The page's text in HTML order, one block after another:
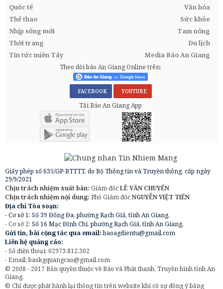
Quốc tế
Văn hóa
Thể thao
Sức khỏe
Nhịp sống mới
Tam nông
Thời trang
Du lịch
Tin tức miền Tây
Media Báo An Giang
Theo dõi báo An Giang Online trên:
FACEBOOK YOUTUBE
Tải Báo An Giang App
Giấy phép số 635/GP-BTTTT, do Bộ Thông tin và Truyền thông, cấp ngày
29/9/2021
Chịu trách nhiệm xuất bản: Giám đốcLÊ VĂN CHUYỂN
Chịu trách nhiệm nội dung: Phó Giám đốcNGUYỄN VIỆT TIẾN
Địa chỉ Tòa soạn:
- Cơ sở 1: Số 39 Đống Đa, phường Rạch Giá, tỉnh An Giang.
- Cơ sở 2: Số 16 Mạc Đĩnh Chi, phường Rạch Giá, tỉnh An Giang.
Gửi tin, bài cộng tác qua email:baoagdientu@gmail.com
Liên hệ quảng cáo:
- Số điện thoại: 02973.812.302
- Email:baokgquangcao@gmail.com
© 2008 - 2017 Bản quyền thuộc về Báo và Phát thanh, Truyền hình tỉnh An
Giang.
© Chỉ được phát hành lại thông tin trên website khi có sự đồng ý bằng